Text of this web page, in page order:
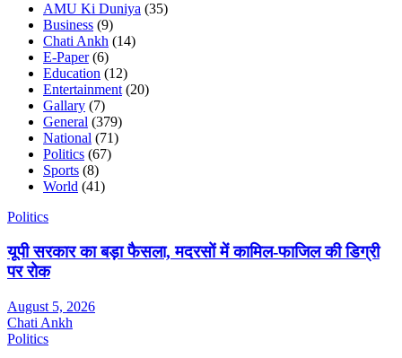
AMU Ki Duniya (35)
Business (9)
Chati Ankh (14)
E-Paper(6)
Education (12)
Entertainment (20)
Gallary (7)
General (379)
National (71)
Politics (67)
Sports (8)
World (41)
Politics
यूपी सरकार का बड़ा फैसला, मदरसों में कामिल-फाजिल की डिग्री
पर रोक
August 5, 2026
Chati Ankh
Politics